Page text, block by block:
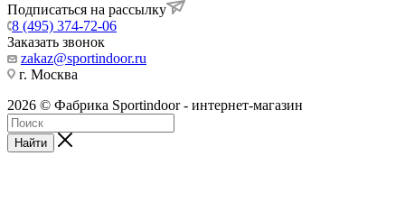
Подписаться на рассылку
8 (495) 374-72-06
Заказать звонок
zakaz@sportindoor.ru
г. Москва
2026 © Фабрика Sportindoor - интернет-магазин
Найти